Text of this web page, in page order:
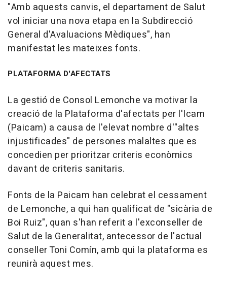
"Amb aquests canvis, el departament de Salut
vol iniciar una nova etapa en la Subdirecció
General d'Avaluacions Mèdiques", han
manifestat les mateixes fonts.
PLATAFORMA D'AFECTATS
La gestió de Consol Lemonche va motivar la
creació de la Plataforma d'afectats per l'Icam
(Paicam) a causa de l'elevat nombre d'"altes
injustificades" de persones malaltes que es
concedien per prioritzar criteris econòmics
davant de criteris sanitaris.
Fonts de la Paicam han celebrat el cessament
de Lemonche, a qui han qualificat de "sicària de
Boi Ruiz", quan s'han referit a l'exconseller de
Salut de la Generalitat, antecessor de l'actual
conseller Toni Comín, amb qui la plataforma es
reunirà aquest mes.